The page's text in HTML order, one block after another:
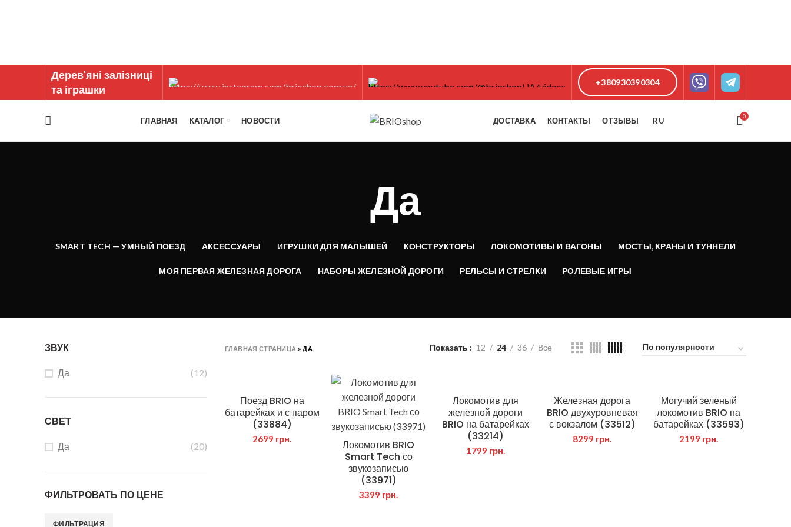
Дерев'яні залізниці
та іграшки
+380930390304
ГЛАВНАЯ КАТАЛОГ НОВОСТИ ДОСТАВКА КОНТАКТЫ ОТЗЫВЫ RU 0
Да
SMART TECH — УМНЫЙ ПОЕЗД АКСЕССУАРЫ ИГРУШКИ ДЛЯ МАЛЫШЕЙ КОНСТРУКТОРЫ ЛОКОМОТИВЫ И ВАГОНЫ МОСТЫ, КРАНЫ И ТУННЕЛИ
МОЯ ПЕРВАЯ ЖЕЛЕЗНАЯ ДОРОГА НАБОРЫ ЖЕЛЕЗНОЙ ДОРОГИ РЕЛЬСЫ И СТРЕЛКИ РОЛЕВЫЕ ИГРЫ
ЗВУК
Да (12)
СВЕТ
Да (20)
ФИЛЬТРОВАТЬ ПО ЦЕНЕ
ФИЛЬТРАЦИЯ
ГЛАВНАЯ СТРАНИЦА » ДА Показать 12 24 36 Все
Поезд BRIO на
батарейках и с паром
(33884)
2699 грн.
Локомотив BRIO
Smart Tech со
звукозаписью
(33971)
3399 грн.
Локомотив для
железной дороги
BRIO на батарейках
(33214)
1799 грн.
Железная дорога
BRIO двухуровневая
с вокзалом (33512)
8299 грн.
Могучий зеленый
локомотив BRIO на
батарейках (33593)
2199 грн.